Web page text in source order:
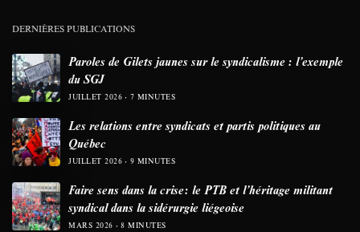
DERNIÈRES PUBLICATIONS
Paroles de Gilets jaunes sur le syndicalisme : l’exemple
du SGJ
JUILLET 2026 7 MINUTES
Les relations entre syndicats et partis politiques au
Québec
JUILLET 2026 9 MINUTES
Faire sens dans la crise: le PTB et l’héritage militant
syndical dans la sidérurgie liégeoise
MARS 2026 8 MINUTES